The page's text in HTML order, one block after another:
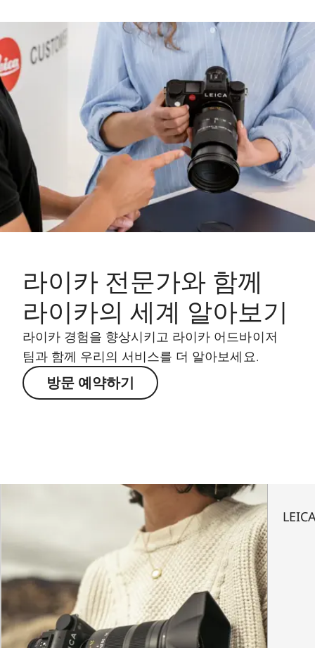
라이카 전문가와 함께
라이카의 세계 알아보기
라이카 경험을 향상시키고 라이카 어드바이저
팀과 함께 우리의 서비스를 더 알아보세요.
방문 예약하기